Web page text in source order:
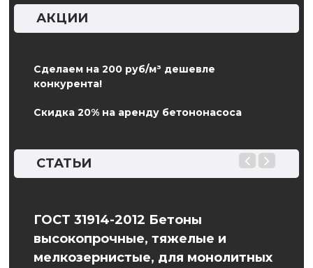
АКЦИИ
Сделаем на 200 руб/м³ дешевле
конкурента!
Скидка 20% на аренду бетононасоса
СТАТЬИ
ГОСТ 31914-2012 Бетоны
высокопрочные, тяжелые и
мелкозернистые, для монолитных